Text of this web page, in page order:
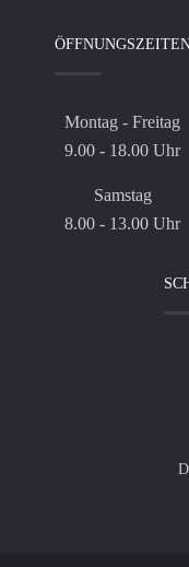
Montag - Freitag
9.00 - 18.00 Uhr
Samstag
8.00 - 13.00 Uhr